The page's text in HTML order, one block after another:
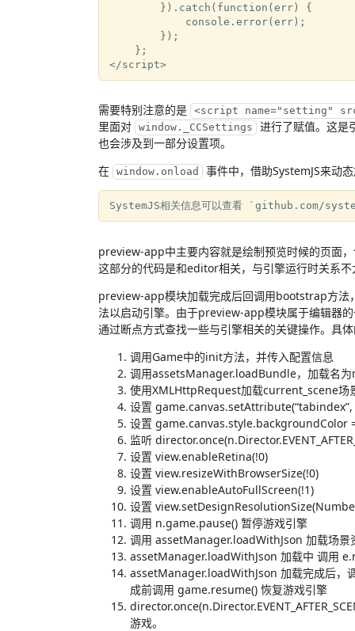
        }).catch(function(err) {
            console.error(err);
        });
    };
</script>
需要特别注意的是 <script name="setting"
里面对 window._CCSettings
进行了赋值。这是
也会涉及到一部分设置项。
在 window.onload 事件中，借助SystemJS来动
preview-app中主要内容就是绘制预览时候的页面
这部分的代码是和editor相关，与引擎运行时关系不
preview-app模块加载完成后回调用bootstrap方法
法以启动引擎。由于preview-app模块属于编辑器
通过断点方式查找一些与引擎相关的关键操作。具
调用Game中的init方法，并传入配置信息
调用assetsManager.loadBundle，加载名
使用XMLHttpRequest加载current_scene场
设置 game.canvas.setAttribute(“tabindex”,
设置 game.canvas.style.backgroundColor
监听
设置 view.enableRetina(!0)
设置 view.resizeWithBrowserSize(!0)
设置 view.enableAutoFullScreen(!1)
设置
调用 n.game.pause() 暂停游戏引擎
调用 assetManager.loadWithJson 加载场景
assetManager.loadWithJson 加载中 调用
assetManager.loadWithJson 加载完成后
成前调用 game.resume() 恢复游戏引擎
游戏。